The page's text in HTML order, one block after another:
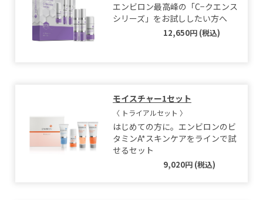
エンビロン最高峰の「C−クエンス
シリーズ」をお試ししたい方へ
12,650円 (税込)
モイスチャー1セット
〈 トライアルセット 〉
はじめての方に。エンビロンのビ
タミンA*スキンケアをラインで試
せるセット
9,020円 (税込)